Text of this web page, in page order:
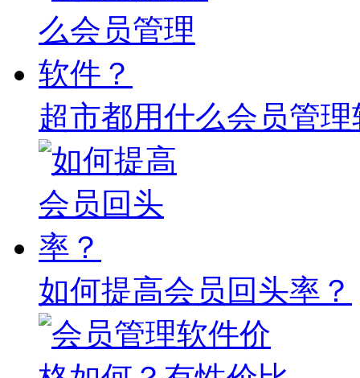
超市都用什么会员管
如何提高会员回头率？